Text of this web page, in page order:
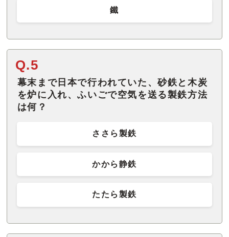
鐵
Q.5
幕末まで日本で行われていた、砂鉄と木炭
を炉に入れ、ふいごで空気を送る製鉄方法
は何？
ささら製鉄
かから静鉄
たたら製鉄